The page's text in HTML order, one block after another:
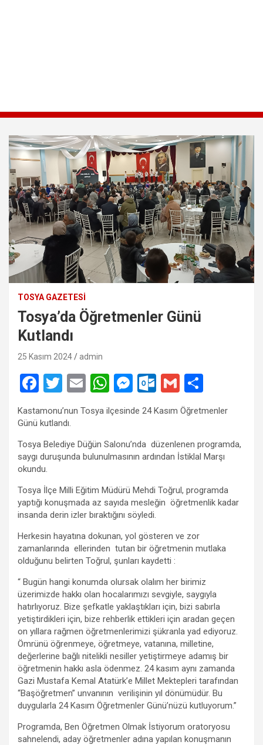
TOSYA GAZETESI
Tosya’da Öğretmenler Günü
Kutlandı
25 Kasım 2024 admin
F
ce
b
o
o
k
T
wi
tt
er
E
ail
W
at
s
A
p
M
es
se
n
g
O
ut
lo
o
k.
o
m
G
m
ail ar
e
Kastamonu’nun Tosya ilçesinde 24 Kasım Öğretmenler
Günü kutlandı.
Tosya Belediye Düğün Salonu’nda düzenlenen programda,
saygı duruşunda bulunulmasının ardından İstiklal Marşı
okundu.
Tosya İlçe Milli Eğitim Müdürü Mehdi Toğrul, programda
yaptığı konuşmada az sayıda mesleğin öğretmenlik kadar
insanda derin izler bıraktığını söyledi.
Herkesin hayatına dokunan, yol gösteren ve zor
zamanlarında ellerinden tutan bir öğretmenin mutlaka
olduğunu belirten Toğrul, şunları kaydetti :
“ Bugün hangi konumda olursak olalım her birimiz
üzerimizde hakkı olan hocalarımızı sevgiyle, saygıyla
hatırlıyoruz. Bize şefkatle yaklaştıkları için, bizi sabırla
yetiştirdikleri için, bize rehberlik ettikleri için aradan geçen
on yıllara rağmen öğretmenlerimizi şükranla yad ediyoruz.
Ömrünü öğrenmeye, öğretmeye, vatanına, milletine,
değerlerine bağlı nitelikli nesiller yetiştirmeye adamış bir
öğretmenin hakkı asla ödenmez. 24 kasım aynı zamanda
Gazi Mustafa Kemal Atatürk’e Millet Mektepleri tarafından
“Başöğretmen” unvanının verilişinin yıl dönümüdür. Bu
duygularla 24 Kasım Öğretmenler Günü’nüzü kutluyorum.”
Programda, Ben Öğretmen Olmak İstiyorum oratoryosu
sahnelendi, aday öğretmenler adına yapılan konuşmanın